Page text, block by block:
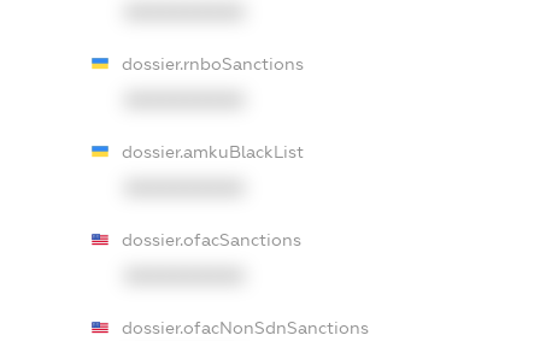
dossier.rnboSanctions
dossier.amkuBlackList
dossier.ofacSanctions
dossier.ofacNonSdnSanctions